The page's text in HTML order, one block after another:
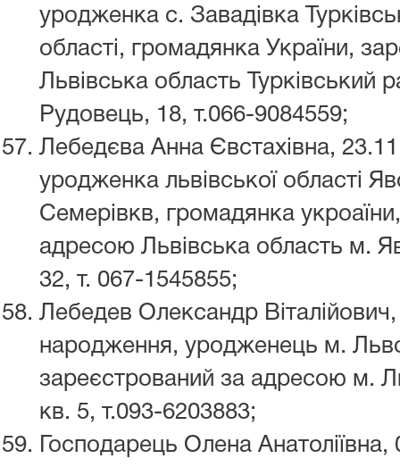
уродженка с. Завадівка
області, громадянка України,
Львівська область Турківський
Рудовець, 18, т.066-9084559;
Лебедєва Анна Євстахівна,
уродженка львівської області
Семерівкв, громадянка
адресою Львівська область м.
32, т. 067-1545855;
Лебедев Олександр
народження, уродженець м.
зареєстрований за адресою м.
кв. 5, т.093-6203883;
Господарець Олена